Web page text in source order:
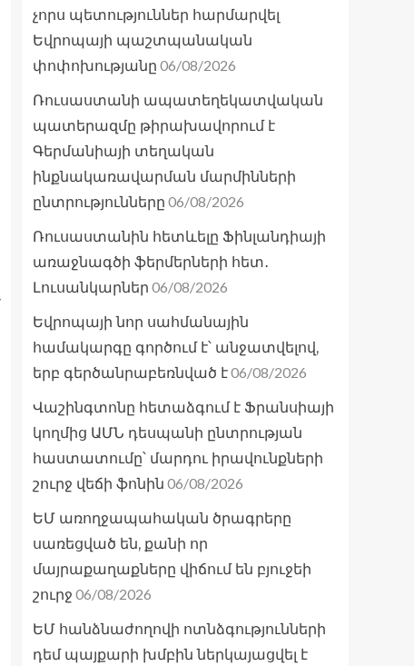
չորս պետություններ հարմարվել
Եվրոպայի պաշտպանական
փոփոխությանը 06/08/2026
Ռուսաստանի ապատեղեկատվական
պատերազմը թիրախավորում է
Գերմանիայի տեղական
ինքնակառավարման մարմինների
ընտրությունները 06/08/2026
Ռուսաստանին հետևելը Ֆինլանդիայի
առաջնագծի ֆերմերների հետ․
Լուսանկարներ 06/08/2026
Եվրոպայի նոր սահմանային
համակարգը գործում է՝ անջատվելով,
երբ գերծանրաբեռնված է06/08/2026
Վաշինգտոնը հետաձգում է Ֆրանսիայի
կողմից ԱՄՆ դեսպանի ընտրության
հաստատումը՝ մարդու իրավունքների
շուրջ վեճի ֆոնին 06/08/2026
ԵՄ առողջապահական ծրագրերը
սառեցված են, քանի որ
մայրաքաղաքները վիճում են բյուջեի
շուրջ 06/08/2026
ԵՄ հանձնաժողովի ոտնձգությունների
դեմ պայքարի խմբին ներկայացվել է